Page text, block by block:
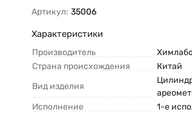
Артикул: 35006
Характеристики
Производитель
Страна происхождения
Китай
Вид изделия
Исполнение
1-е